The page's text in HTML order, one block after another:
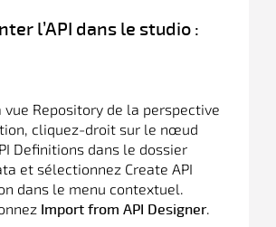
l’API dans le studio :
vue Repository de la perspective
cliquez-droit sur le nœud
Definitions dans le dossier
et sélectionnez Create API
dans le menu contextuel.
Import from API Designer.